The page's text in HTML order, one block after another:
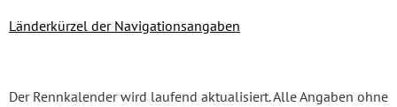
Länderkürzel der Navigationsangaben
Der Rennkalender wird laufend aktualisiert. Alle Angaben ohne